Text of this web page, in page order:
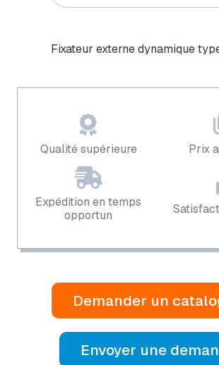
Fixateur externe dynamique
Qualité supérieure Prix
Expédition en temps
opportun
Demander un
Envoyer une